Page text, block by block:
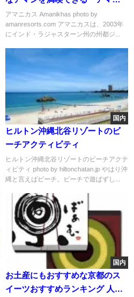
カス」
アマニカス Amanikhas photo by
amanresorts.com アマニカスは、2003年
にインド・ラジャスターン州の州都ジ...
国内
ヒルトン沖縄北谷リゾートのビ
ーチアクティビティ
ヒルトン沖縄北谷リゾートのビーチアクテ
ィビティ photo by hiltonchatan.jp やはり沖
縄と言えばビーチ。ビーチで遊ばずし...
国内
お土産にもおすすめな京都のス
イーツおすすめランキング 人気